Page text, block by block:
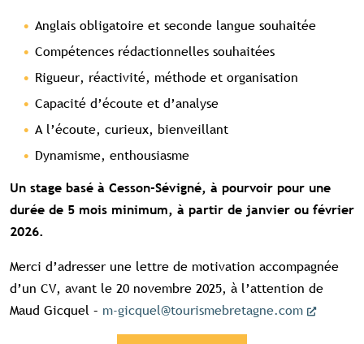
Anglais obligatoire et seconde langue souhaitée
Compétences rédactionnelles souhaitées
Rigueur, réactivité, méthode et organisation
Capacité d’écoute et d’analyse
A l’écoute, curieux, bienveillant
Dynamisme, enthousiasme
Un stage basé à Cesson-Sévigné, à pourvoir pour une
durée de 5 mois minimum, à partir de janvier ou février
2026.
Merci d’adresser une lettre de motivation accompagnée
d’un CV, avant le 20 novembre 2025, à l’attention de
Maud Gicquel – m-gicquel@tourismebretagne.com